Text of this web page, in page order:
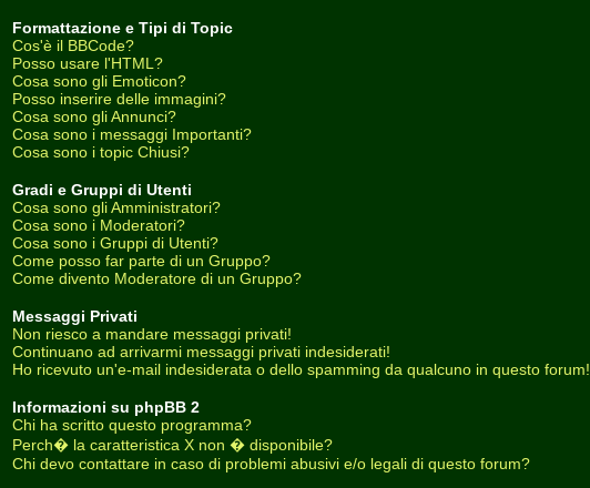
Formattazione e Tipi di Topic
Cos'è il BBCode?
Posso usare l'HTML?
Cosa sono gli Emoticon?
Posso inserire delle immagini?
Cosa sono gli Annunci?
Cosa sono i messaggi Importanti?
Cosa sono i topic Chiusi?
Gradi e Gruppi di Utenti
Cosa sono gli Amministratori?
Cosa sono i Moderatori?
Cosa sono i Gruppi di Utenti?
Come posso far parte di un Gruppo?
Come divento Moderatore di un Gruppo?
Messaggi Privati
Non riesco a mandare messaggi privati!
Continuano ad arrivarmi messaggi privati indesiderati!
Ho ricevuto un'e-mail indesiderata o dello spamming da qualcuno in questo forum!
Informazioni su phpBB 2
Chi ha scritto questo programma?
Perch� la caratteristica X non � disponibile?
Chi devo contattare in caso di problemi abusivi e/o legali di questo forum?